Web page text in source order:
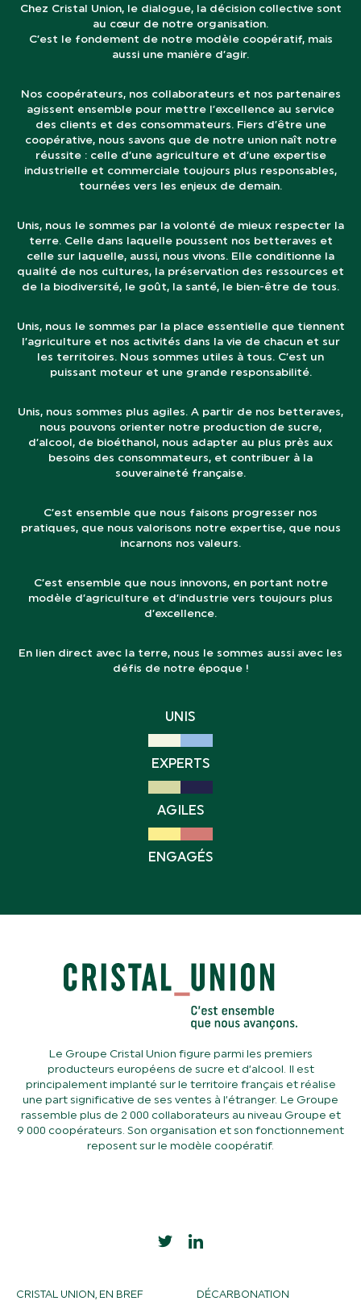
Chez Cristal Union, le dialogue, la décision collective sont
au cœur de notre organisation.
C’est le fondement de notre modèle coopératif, mais
aussi une manière d’agir.
Nos coopérateurs, nos collaborateurs et nos partenaires
agissent ensemble pour mettre l’excellence au service
des clients et des consommateurs. Fiers d’être une
coopérative, nous savons que de notre union naît notre
réussite : celle d’une agriculture et d’une expertise
industrielle et commerciale toujours plus responsables,
tournées vers les enjeux de demain.
Unis, nous le sommes par la volonté de mieux respecter la
terre. Celle dans laquelle poussent nos betteraves et
celle sur laquelle, aussi, nous vivons. Elle conditionne la
qualité de nos cultures, la préservation des ressources et
de la biodiversité, le goût, la santé, le bien-être de tous.
Unis, nous le sommes par la place essentielle que tiennent
l’agriculture et nos activités dans la vie de chacun et sur
les territoires. Nous sommes utiles à tous. C’est un
puissant moteur et une grande responsabilité.
Unis, nous sommes plus agiles. A partir de nos betteraves,
nous pouvons orienter notre production de sucre,
d’alcool, de bioéthanol, nous adapter au plus près aux
besoins des consommateurs, et contribuer à la
souveraineté française.
C’est ensemble que nous faisons progresser nos
pratiques, que nous valorisons notre expertise, que nous
incarnons nos valeurs.
C’est ensemble que nous innovons, en portant notre
modèle d’agriculture et d’industrie vers toujours plus
d’excellence.
En lien direct avec la terre, nous le sommes aussi avec les
défis de notre époque !
UNIS
EXPERTS
AGILES
ENGAGÉS
Le Groupe Cristal Union figure parmi les premiers
producteurs européens de sucre et d’alcool. Il est
principalement implanté sur le territoire français et réalise
une part significative de ses ventes à l’étranger. Le Groupe
rassemble plus de 2 000 collaborateurs au niveau Groupe et
9 000 coopérateurs. Son organisation et son fonctionnement
reposent sur le modèle coopératif.
CRISTAL UNION, EN BREF DÉCARBONATION